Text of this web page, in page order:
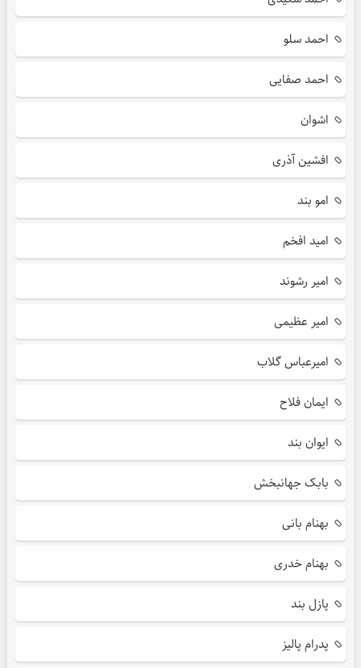
احمد سلو
احمد صفایی
اشوان
افشین آذری
امو بند
امید افخم
امیر رشوند
امیر عظیمی
امیرعباس گلاب
ایمان فلاح
ایوان بند
بابک جهانبخش
بهنام بانی
بهنام خدری
پازل بند
پدرام پالیز